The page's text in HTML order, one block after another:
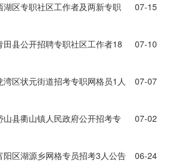
湖区专职社区工作者及两新专职
07-15
田县公开招聘专职社区工作者18
07-10
湾区状元街道招考专职网格员1人
07-07
山县衢山镇人民政府公开招考专
07-02
阳区湖源乡网格专员招考3人公告
06-24